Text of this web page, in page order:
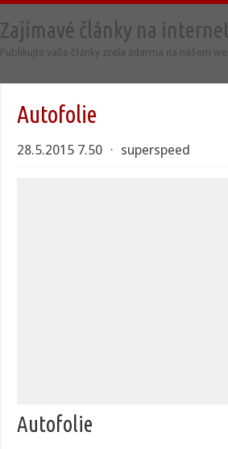
Zajímavé články na
Publikujte vaše články zcela zdarma na našem
Autofolie
28.5.2015 7.50 ⋅ superspeed
Autofolie